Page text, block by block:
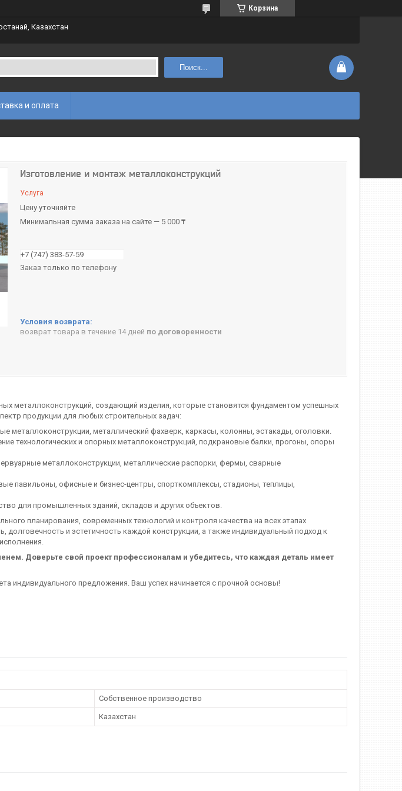
Корзина
Казахстан
Поиск...
и оплата
Изготовление и монтаж металлоконструкций
Услуга
Цену уточняйте
Минимальная сумма заказа на сайте — 5 000 ₸
+7 (747) 383-57-59
Заказ только по телефону
возврат товара в течение 14 дней по договоренности
металлоконструкций, создающий изделия, которые становятся фундаментом успешных
продукции для любых строительных задач:
металлоконструкции, металлический фахверк, каркасы, колонны, эстакады, оголовки.
технологических и опорных металлоконструкций, подкрановые балки, прогоны, опоры
металлоконструкции, металлические распорки, фермы, сварные
павильоны, офисные и бизнес-центры, спорткомплексы, стадионы, теплицы,
для промышленных зданий, складов и других объектов.
планирования, современных технологий и контроля качества на всех этапах
долговечность и эстетичность каждой конструкции, а также индивидуальный подход к
Доверьте свой проект профессионалам и убедитесь, что каждая деталь имеет
индивидуального предложения. Ваш успех начинается с прочной основы!
Собственное производство
Казахстан